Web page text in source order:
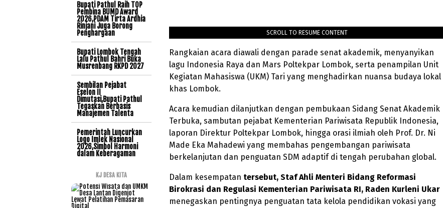
SCROLL TO RESUME CONTENT
Rangkaian acara diawali dengan parade senat akademik, menyanyikan
lagu Indonesia Raya dan Mars Poltekpar Lombok, serta penampilan Unit
Kegiatan Mahasiswa (UKM) Tari yang menghadirkan nuansa budaya lokal
khas Lombok.
Acara kemudian dilanjutkan dengan pembukaan Sidang Senat Akademik
Terbuka, sambutan pejabat Kementerian Pariwisata Republik Indonesia,
laporan Direktur Poltekpar Lombok, hingga orasi ilmiah oleh Prof. Dr. Ni
Made Eka Mahadewi yang membahas pengembangan pariwisata
berkelanjutan dan penguatan SDM adaptif di tengah perubahan global.
Dalam kesempatan tersebut, Staf Ahli Menteri Bidang Reformasi
Birokrasi dan Regulasi Kementerian Pariwisata RI, Raden Kurleni Ukar
menegaskan pentingnya penguatan tata kelola pendidikan vokasi yang
Bupati Pathul Raih TOP
Pembina BUMD Award
2026,PDAM Tirta Ardhia
Rinjani Juga Borong
Penghargaan
Bupati Lombok Tengah
Lalu Pathul Bahri Buka
Musrenbang RKPD 2027
Sembilan Pejabat
Eselon II
Dimutasi,Bupati Pathul
Tegaskan Berbasis
Manajemen Talenta
Pemerintah Luncurkan
Logo Imlek Nasional
2026,Simbol Harmoni
dalam Keberagaman
KJ DESA KITA